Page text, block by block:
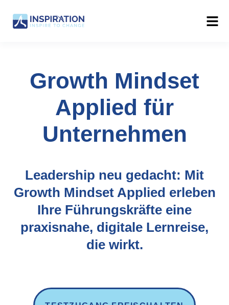
Growth Mindset
Applied für
Unternehmen
Leadership neu gedacht: Mit
Growth Mindset Applied erleben
Ihre Führungskräfte eine
praxisnahe, digitale Lernreise,
die wirkt.